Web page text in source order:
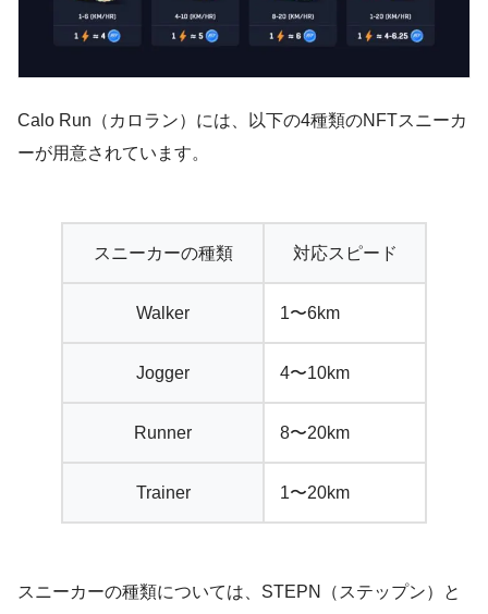
Calo Run（カロラン）には、以下の4種類のNFTスニーカ
ーが用意されています。
スニーカーの種類 対応スピード
Walker 1〜6km
Jogger 4〜10km
Runner 8〜20km
Trainer 1〜20km
スニーカーの種類については、STEPN（ステップン）と